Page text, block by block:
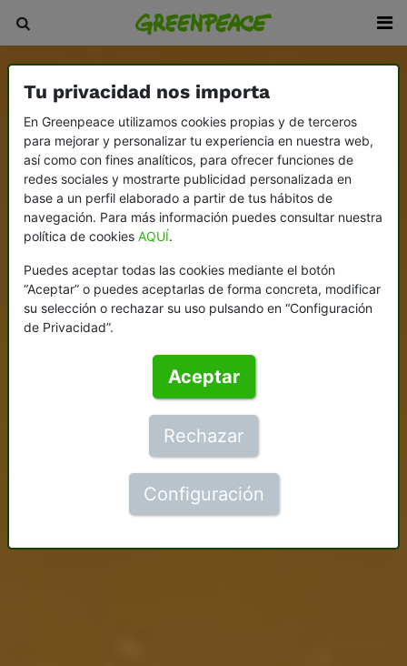
Tu privacidad nos importa
En Greenpeace utilizamos cookies propias y de terceros
para mejorar y personalizar tu experiencia en nuestra web,
así como con fines analíticos, para ofrecer funciones de
redes sociales y mostrarte publicidad personalizada en
base a un perfil elaborado a partir de tus hábitos de
navegación. Para más información puedes consultar nuestra
política de cookies AQUÍ.
Puedes aceptar todas las cookies mediante el botón
“Aceptar” o puedes aceptarlas de forma concreta, modificar
su selección o rechazar su uso pulsando en “Configuración
de Privacidad”.
Aceptar
Rechazar
Configuración